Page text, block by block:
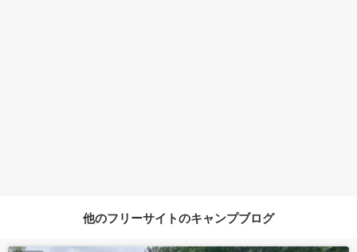
他のフリーサイトのキャンプブログ